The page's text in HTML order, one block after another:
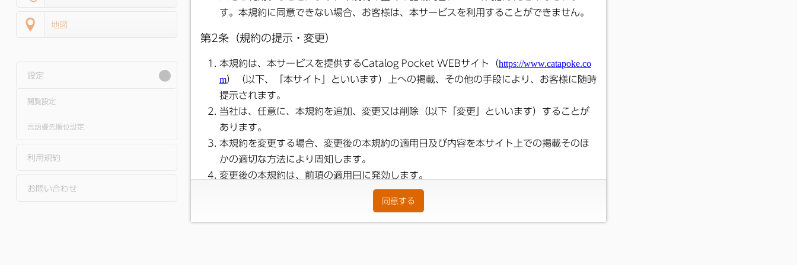
地図
設定
閲覧設定
言語優先順位設定
利用規約
お問い合わせ